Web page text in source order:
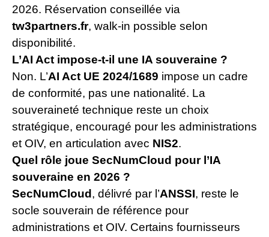
2026. Réservation conseillée via
tw3partners.fr, walk-in possible selon
disponibilité.
L’AI Act impose-t-il une IA souveraine ?
Non. L’AI Act UE 2024/1689 impose un cadre
de conformité, pas une nationalité. La
souveraineté technique reste un choix
stratégique, encouragé pour les administrations
et OIV, en articulation avec NIS2.
Quel rôle joue SecNumCloud pour l’IA
souveraine en 2026 ?
SecNumCloud , délivré par l’ANSSI, reste le
socle souverain de référence pour
administrations et OIV. Certains fournisseurs